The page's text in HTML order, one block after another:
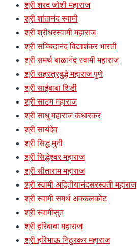
श्री शरद जोशी महाराज
श्री शांतानंद स्वामी
श्री श्रीधरस्वामी महाराज
श्री सच्चिदानंद विद्याशंकर भारती
श्री समर्थ बाळानंद स्वामी महाराज
श्री सहस्त्रबुद्धे महाराज पुणे
श्री साईबाबा शिर्डी
श्री साटम महाराज
श्री साधु महाराज कंधारकर
श्री सायंदेव
श्री सिद्ध मुनी
श्री सिद्धेश्वर महाराज
श्री सीताराम महाराज
श्री स्वामी अद्वितीयानंदसरस्वती महाराज
श्री स्वामी समर्थ अक्कलकोट
श्री स्वामीसुत
श्री हरिबाबा महाराज
श्री हरिभाऊ निठुरकर महाराज